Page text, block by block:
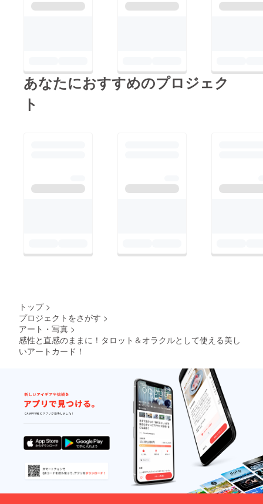
あなたにおすすめのプロジェク
ト
トップ >
プロジェクトをさがす >
アート・写真 >
感性と直感のままに！タロット＆オラクルとして使える美し
いアートカード！